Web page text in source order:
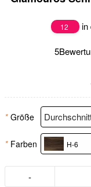
12 in
5
* Größe
* Farben H-6
-